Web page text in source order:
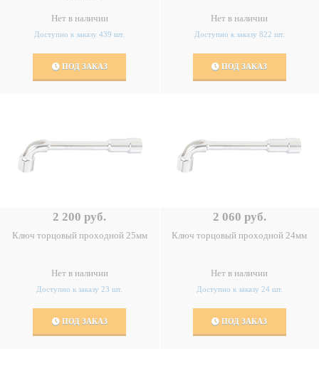
Нет в наличии
Доступно к заказу 439 шт.
ПОД ЗАКАЗ
Нет в наличии
Доступно к заказу 822 шт.
ПОД ЗАКАЗ
2 200 руб.
Ключ торцовый проходной 25мм
Нет в наличии
Доступно к заказу 23 шт.
ПОД ЗАКАЗ
2 060 руб.
Ключ торцовый проходной 24мм
Нет в наличии
Доступно к заказу 24 шт.
ПОД ЗАКАЗ